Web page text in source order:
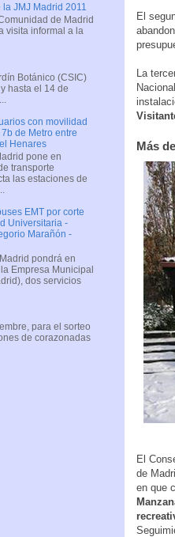
El
La
Más
El
de
en que
JMJ Madrid 2011
de Madrid
visita informal a la
Botánico (CSIC)
hasta el 14 de
con movilidad
de Metro entre
Henares
pone en
transporte
las estaciones de
EMT por corte
Universitaria -
Marañón -
pondrá en
Empresa Municipal
dos servicios
para el sorteo
de corazonadas